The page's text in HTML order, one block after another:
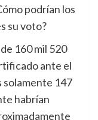
podrían los
su voto?
160 mil 520
ante el
solamente 147
habrían